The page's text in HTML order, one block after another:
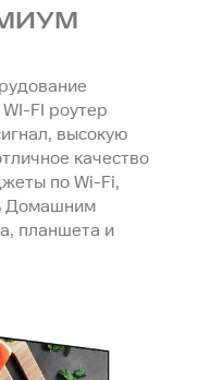
FI роутер
высокую
качество
по Wi-Fi,
Домашним
планшета и